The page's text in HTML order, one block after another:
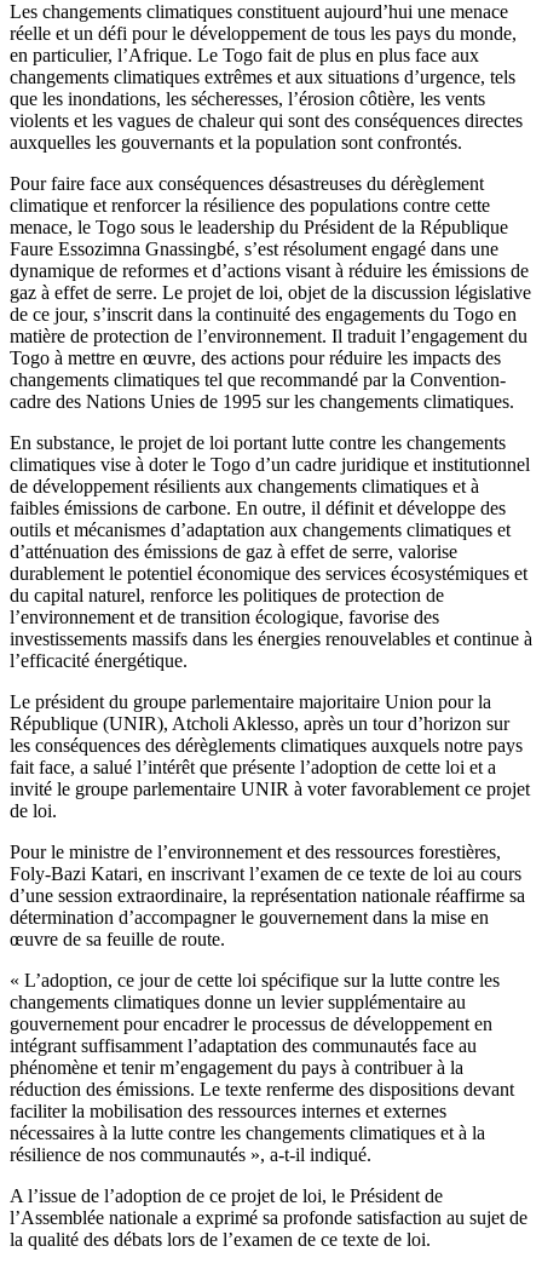
Les changements climatiques constituent aujourd’hui une menace
réelle et un défi pour le développement de tous les pays du monde,
en particulier, l’Afrique. Le Togo fait de plus en plus face aux
changements climatiques extrêmes et aux situations d’urgence, tels
que les inondations, les sécheresses, l’érosion côtière, les vents
violents et les vagues de chaleur qui sont des conséquences directes
auxquelles les gouvernants et la population sont confrontés.
Pour faire face aux conséquences désastreuses du dérèglement
climatique et renforcer la résilience des populations contre cette
menace, le Togo sous le leadership du Président de la République
Faure Essozimna Gnassingbé, s’est résolument engagé dans une
dynamique de reformes et d’actions visant à réduire les émissions de
gaz à effet de serre. Le projet de loi, objet de la discussion législative
de ce jour, s’inscrit dans la continuité des engagements du Togo en
matière de protection de l’environnement. Il traduit l’engagement du
Togo à mettre en œuvre, des actions pour réduire les impacts des
changements climatiques tel que recommandé par la Convention-
cadre des Nations Unies de 1995 sur les changements climatiques.
En substance, le projet de loi portant lutte contre les changements
climatiques vise à doter le Togo d’un cadre juridique et institutionnel
de développement résilients aux changements climatiques et à
faibles émissions de carbone. En outre, il définit et développe des
outils et mécanismes d’adaptation aux changements climatiques et
d’atténuation des émissions de gaz à effet de serre, valorise
durablement le potentiel économique des services écosystémiques et
du capital naturel, renforce les politiques de protection de
l’environnement et de transition écologique, favorise des
investissements massifs dans les énergies renouvelables et continue à
l’efficacité énergétique.
Le président du groupe parlementaire majoritaire Union pour la
République (UNIR), Atcholi Aklesso, après un tour d’horizon sur
les conséquences des dérèglements climatiques auxquels notre pays
fait face, a salué l’intérêt que présente l’adoption de cette loi et a
invité le groupe parlementaire UNIR à voter favorablement ce projet
de loi.
Pour le ministre de l’environnement et des ressources forestières,
Foly-Bazi Katari, en inscrivant l’examen de ce texte de loi au cours
d’une session extraordinaire, la représentation nationale réaffirme sa
détermination d’accompagner le gouvernement dans la mise en
œuvre de sa feuille de route.
« L’adoption, ce jour de cette loi spécifique sur la lutte contre les
changements climatiques donne un levier supplémentaire au
gouvernement pour encadrer le processus de développement en
intégrant suffisamment l’adaptation des communautés face au
phénomène et tenir m’engagement du pays à contribuer à la
réduction des émissions. Le texte renferme des dispositions devant
faciliter la mobilisation des ressources internes et externes
nécessaires à la lutte contre les changements climatiques et à la
résilience de nos communautés », a-t-il indiqué.
A l’issue de l’adoption de ce projet de loi, le Président de
l’Assemblée nationale a exprimé sa profonde satisfaction au sujet de
la qualité des débats lors de l’examen de ce texte de loi.